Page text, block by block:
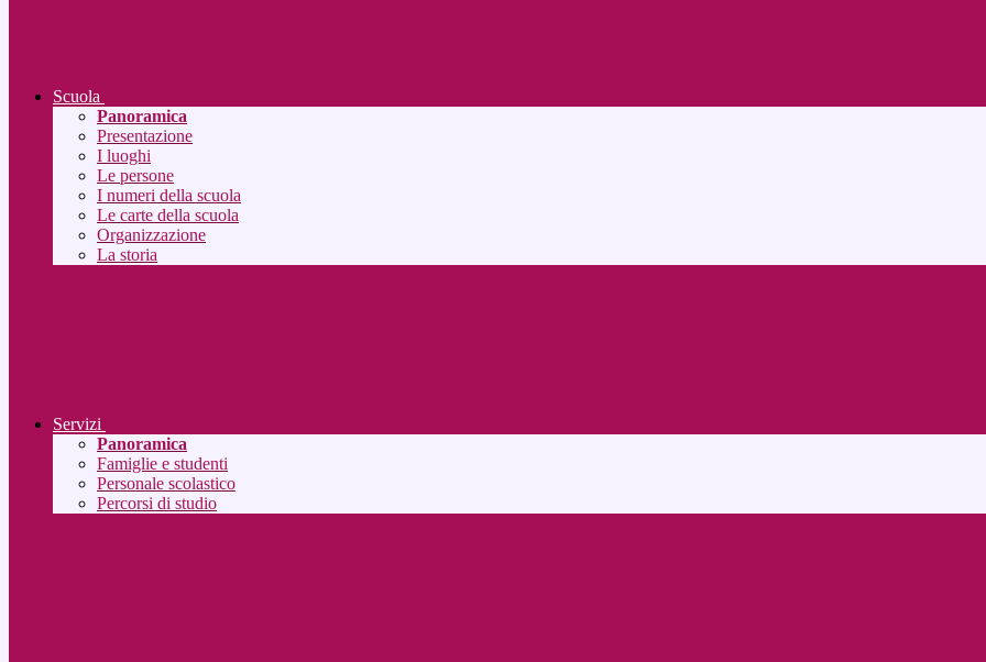
Scuola
Panoramica
Presentazione
I luoghi
Le persone
I numeri della scuola
Le carte della scuola
Organizzazione
La storia
Servizi
Panoramica
Famiglie e studenti
Personale scolastico
Percorsi di studio